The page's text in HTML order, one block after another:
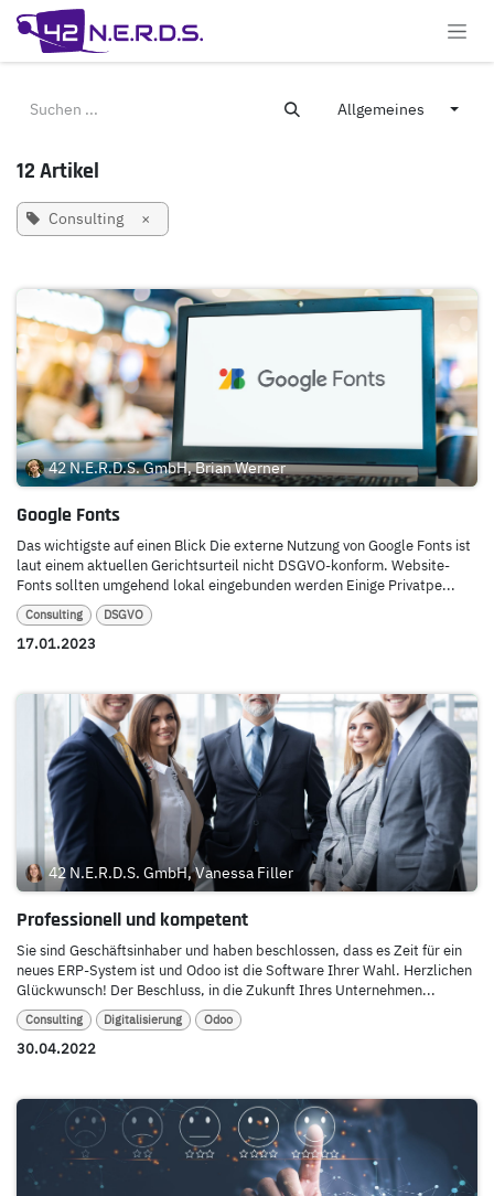
Zum Inhalt springen
Allgemeines
12 Artikel
Consulting ×
42 N.E.R.D.S. GmbH, Brian Werner
Google Fonts
Das wichtigste auf einen Blick Die externe Nutzung von Google Fonts ist
laut einem aktuellen Gerichtsurteil nicht DSGVO-konform. Website-
Fonts sollten umgehend lokal eingebunden werden Einige Privatpe...
Consulting DSGVO
17.01.2023
42 N.E.R.D.S. GmbH, Vanessa Filler
Professionell und kompetent
Sie sind Geschäftsinhaber und haben beschlossen, dass es Zeit für ein
neues ERP-System ist und Odoo ist die Software Ihrer Wahl. Herzlichen
Glückwunsch! Der Beschluss, in die Zukunft Ihres Unternehmen...
Consulting Digitalisierung Odoo
30.04.2022